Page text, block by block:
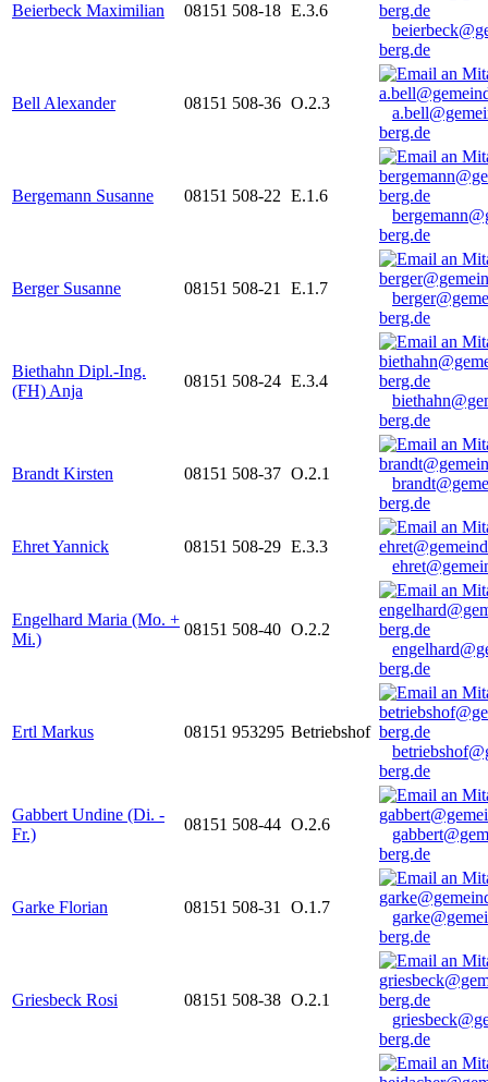
Beierbeck Maximilian 08151 508-18 E.3.6
berg.de
Bell Alexander 08151 508-36 O.2.3
berg.de
Bergemann Susanne 08151 508-22 E.1.6
berg.de
Berger Susanne 08151 508-21 E.1.7
berg.de
Biethahn Dipl.-Ing.
(FH) Anja
08151 508-24 E.3.4
berg.de
Brandt Kirsten 08151 508-37 O.2.1
berg.de
Ehret Yannick 08151 508-29 E.3.3
Engelhard Maria (Mo. +
Mi.)
08151 508-40 O.2.2
berg.de
Ertl Markus 08151 953295 Betriebshof
berg.de
Gabbert Undine (Di. -
Fr.)
08151 508-44 O.2.6
berg.de
Garke Florian 08151 508-31 O.1.7
berg.de
Griesbeck Rosi 08151 508-38 O.2.1
berg.de